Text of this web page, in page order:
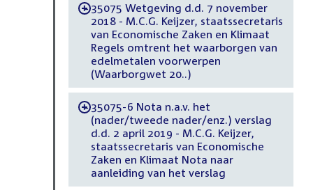
-35075 Wetgeving d.d. 7 november
2018 - M.C.G. Keijzer, staatssecretaris
van Economische Zaken en Klimaat
Regels omtrent het waarborgen van
edelmetalen voorwerpen
(Waarborgwet 20..)
-35075-6 Nota n.a.v. het
(nader/tweede nader/enz.) verslag
d.d. 2 april 2019 - M.C.G. Keijzer,
staatssecretaris van Economische
Zaken en Klimaat Nota naar
aanleiding van het verslag